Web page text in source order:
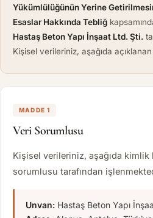
Yükümlülüğünün Yerine
Esaslar Hakkında Tebliğ
Hastaş Beton Yapı İnşaat Ltd. Şti.
Kişisel verileriniz, aşağıda
MADDE 1
Veri Sorumlusu
Kişisel verileriniz, aşağıda
sorumlusu tarafından
Unvan: Hastaş Beton Yapı